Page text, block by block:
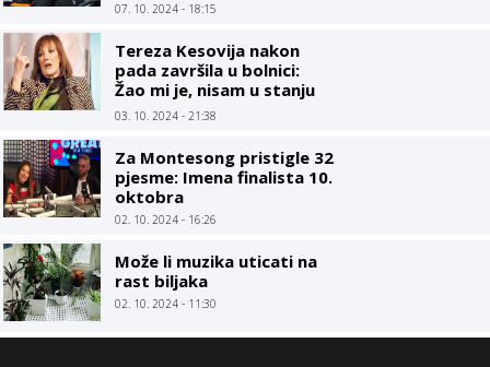
07. 10. 2024 - 18:15
Tereza Kesovija nakon
pada završila u bolnici:
Žao mi je, nisam u stanju
objašnjavati šta mi se
03. 10. 2024 - 21:38
Za Montesong pristigle 32
pjesme: Imena finalista 10.
oktobra
02. 10. 2024 - 16:26
Može li muzika uticati na
rast biljaka
02. 10. 2024 - 11:30